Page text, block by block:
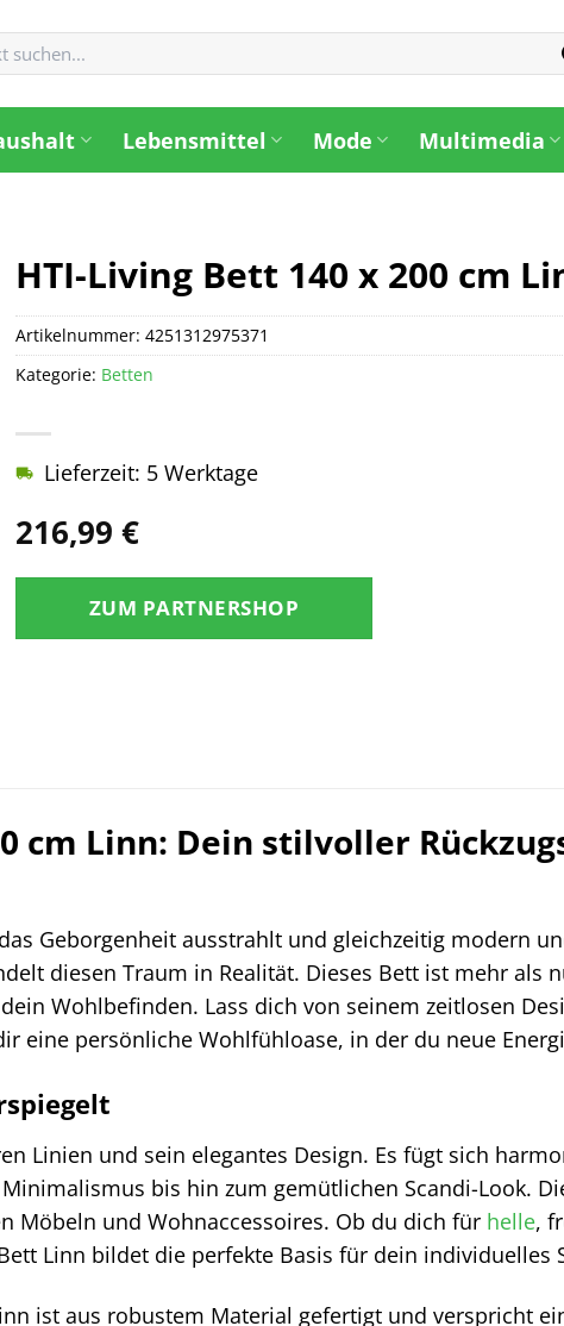
Lebensmittel Mode Multimedia
HTI-Living Bett 140 x 200 cm
216,99 €
Lieferzeit: 5 Werktage
ZUM PARTNERSHOP
Artikelnummer: 4251312975371
Kategorie: Betten
cm Linn: Dein stilvoller
Geborgenheit ausstrahlt und gleichzeitig modern
diesen Traum in Realität. Dieses Bett ist mehr als
Wohlbefinden. Lass dich von seinem zeitlosen
eine persönliche Wohlfühloase, in der du neue
Linien und sein elegantes Design. Es fügt sich
bis hin zum gemütlichen Scandi-Look.
Möbeln und Wohnaccessoires. Ob du dich für helle,
Linn bildet die perfekte Basis für dein individuelles
ist aus robustem Material gefertigt und verspricht